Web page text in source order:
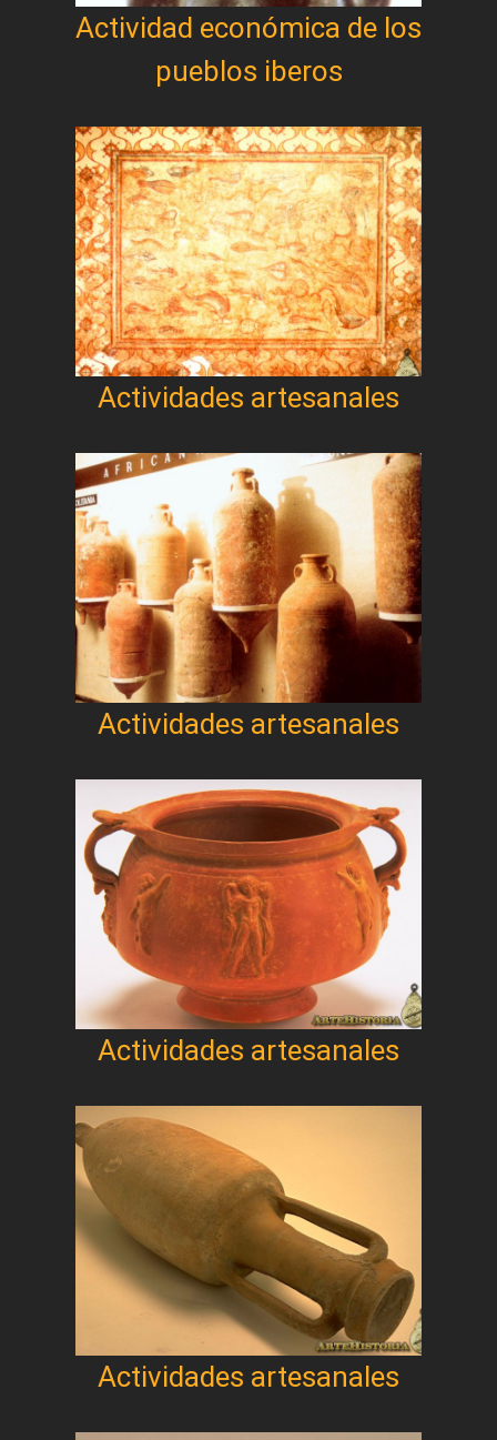
Actividad económica de los
pueblos iberos
Actividades artesanales
Actividades artesanales
Actividades artesanales
Actividades artesanales